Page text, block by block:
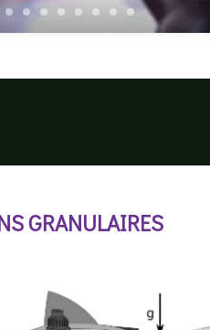
GRANULAIRES